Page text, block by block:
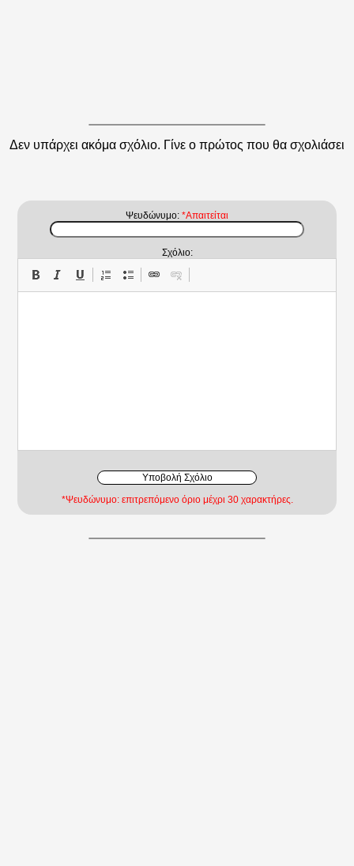
Δεν υπάρχει ακόμα σχόλιο. Γίνε ο πρώτος που θα σχολιάσει
Ψευδώνυμο: *Απαιτείται
Σχόλιο:
Υποβολή Σχόλιο
*Ψευδώνυμο: επιτρεπόμενο όριο μέχρι 30 χαρακτήρες.